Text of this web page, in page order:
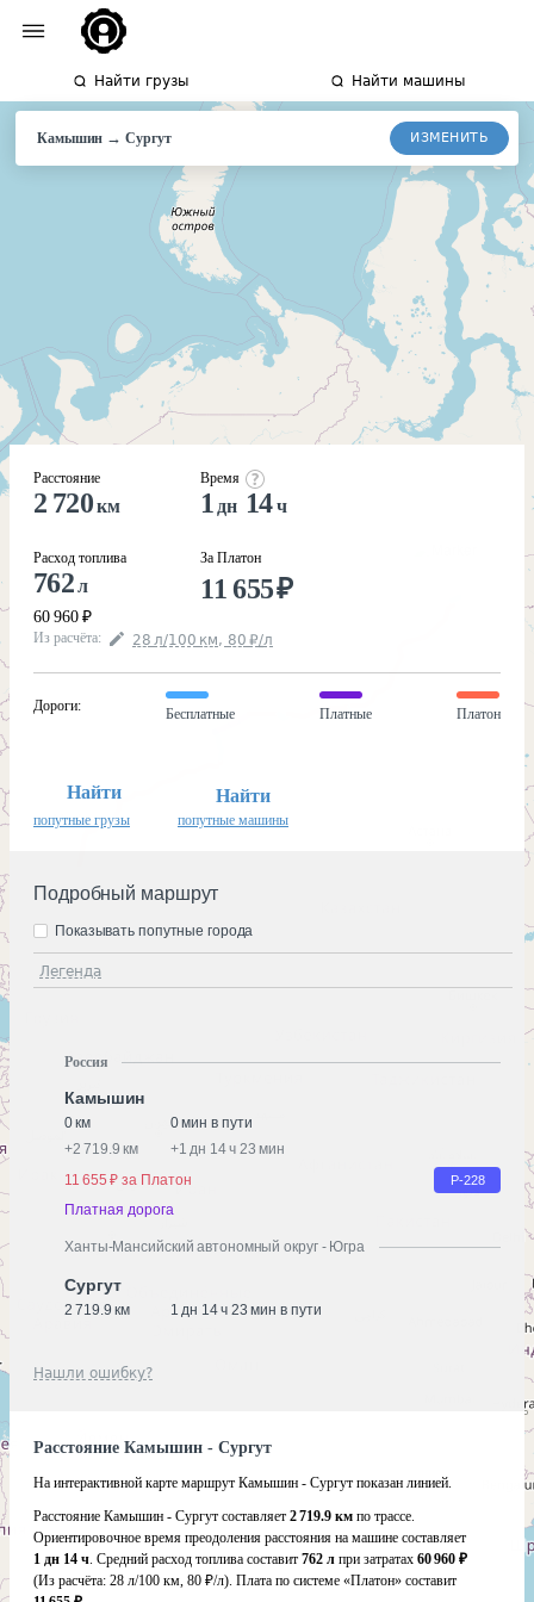
Найти грузы Найти машины
Камышин →Сургут ИЗМЕНИТЬ
Расстояние
2 720км
Расход топлива
762л
60 960 ₽
Время
1 дн 14ч
За Платон
11 655₽
Из расчёта: 28 л/100 км, 80 ₽/л
Дороги:
Бесплатные Платные Платон
Найти
попутные грузы
Найти
попутные машины
Подробный маршрут
Легенда
Показывать попутные города
Россия
Камышин
0 км
0 мин в пути
+2 719.9 км +1 дн 14 ч 23 мин
11 655 ₽ за Платон
Р-228
Платная дорога
Ханты-Мансийский автономный округ - Югра
Сургут
2 719.9 км 1 дн 14 ч 23 мин в пути
Нашли ошибку?
Расстояние Камышин - Сургут
На интерактивной карте маршрут Камышин - Сургут показан линией.
Расстояние Камышин - Сургут составляет 2 719.9 км по трассе.
Ориентировочное время преодоления расстояния на машине составляет
1 дн 14 ч. Средний расход топлива составит 762 л при затратах 60 960 ₽
(Из расчёта: 28 л/100 км, 80 ₽/л). Плата по системе «Платон» составит